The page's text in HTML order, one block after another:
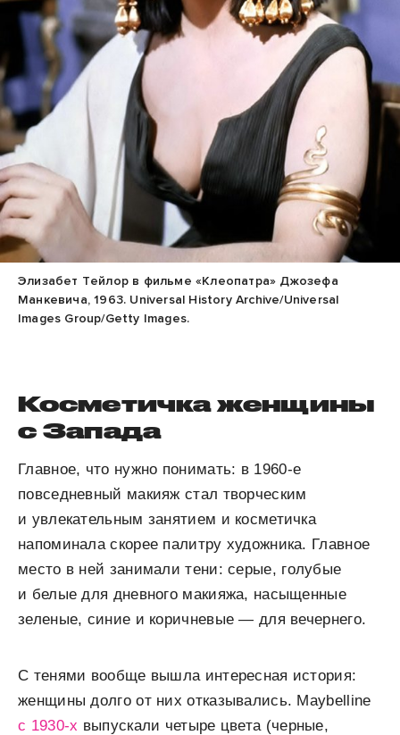
Элизабет Тейлор в фильме «Клеопатра» Джозефа
Манкевича, 1963. Universal History Archive/Universal
Images Group/Getty Images.
Косметичка женщины
с Запада
Главное, что нужно понимать: в 1960-е
повседневный макияж стал творческим
и увлекательным занятием и косметичка
напоминала скорее палитру художника. Главное
место в ней занимали тени: серые, голубые
и белые для дневного макияжа, насыщенные
зеленые, синие и коричневые — для вечернего.
С тенями вообще вышла интересная история:
женщины долго от них отказывались. Maybelline
с 1930-х выпускали четыре цвета (черные,